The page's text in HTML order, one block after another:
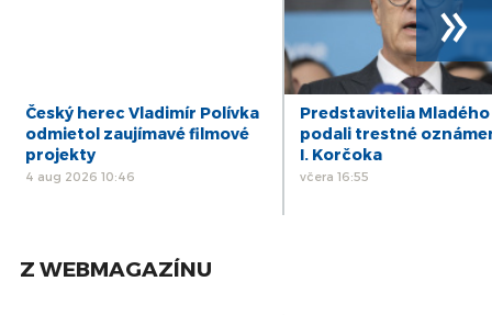
Český herec Vladimír Polívka
odmietol zaujímavé filmové
projekty
4 aug 2026 10:46
Predstavitelia Mladého
podali trestné
I. Korčoka
včera 16:55
»
Z WEBMAGAZÍNU